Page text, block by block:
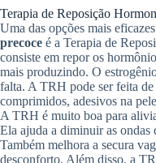
Terapia de Reposição
Uma das opções mais
precoce é a Terapia de
consiste em repor os
mais produzindo. O
falta. A TRH pode ser feita
comprimidos, adesivos na
A TRH é muito boa para
Ela ajuda a diminuir as ondas
Também melhora a secura
desconforto. Além disso, a